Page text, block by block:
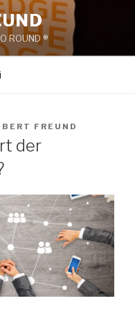
ROUND ®
FREUND
der